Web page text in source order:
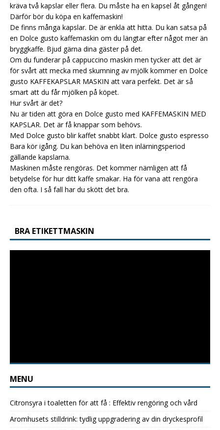
kräva två kapslar eller flera. Du måste ha en kapsel åt gången!
Därför bör du köpa en kaffemaskin!
De finns många kapslar. De är enkla att hitta. Du kan satsa på
en Dolce gusto kaffemaskin om du längtar efter något mer än
bryggkaffe. Bjud gärna dina gäster på det.
Om du funderar på cappuccino maskin men tycker att det är
för svårt att mecka med skumning av mjölk kommer en Dolce
gusto KAFFEKAPSLAR MASKIN att vara perfekt. Det är så
smart att du får mjölken på köpet.
Hur svårt är det?
Nu är tiden att göra en Dolce gusto med KAFFEMASKIN MED
KAPSLAR. Det är få knappar som behövs.
Med Dolce gusto blir kaffet snabbt klart. Dolce gusto espresso
Bara kör igång. Du kan behöva en liten inlärningsperiod
gällande kapslarna.
Maskinen måste rengöras. Det kommer nämligen att få
betydelse för hur ditt kaffe smakar. Ha för vana att rengöra
den ofta. I så fall har du skött det bra.
BRA ETIKETTMASKIN
MENU
Citronsyra i toaletten för att få : Effektiv rengöring och vård
Aromhusets stilldrink: tydlig uppgradering av din dryckesprofil